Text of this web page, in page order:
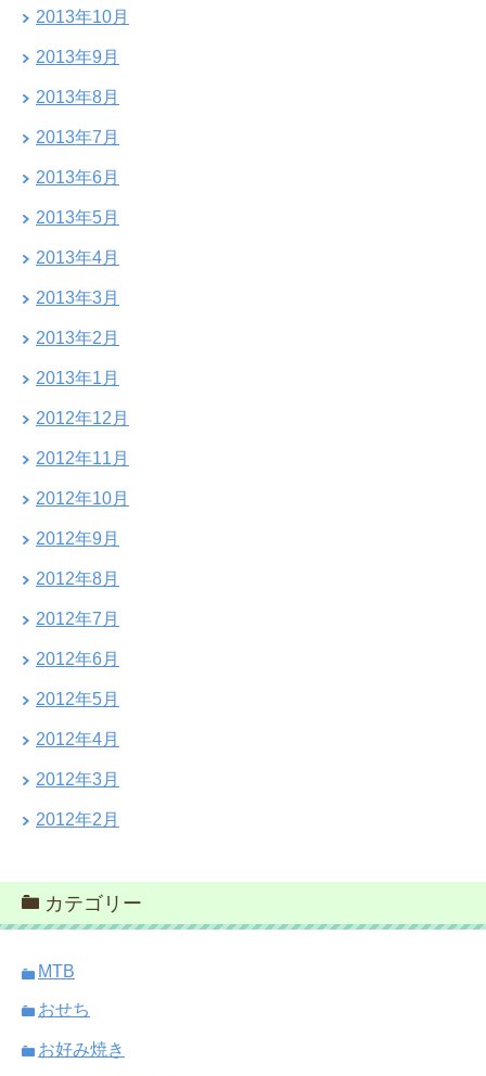
2013年10月
2013年9月
2013年8月
2013年7月
2013年6月
2013年5月
2013年4月
2013年3月
2013年2月
2013年1月
2012年12月
2012年11月
2012年10月
2012年9月
2012年8月
2012年7月
2012年6月
2012年5月
2012年4月
2012年3月
2012年2月
カテゴリー
MTB
おせち
お好み焼き